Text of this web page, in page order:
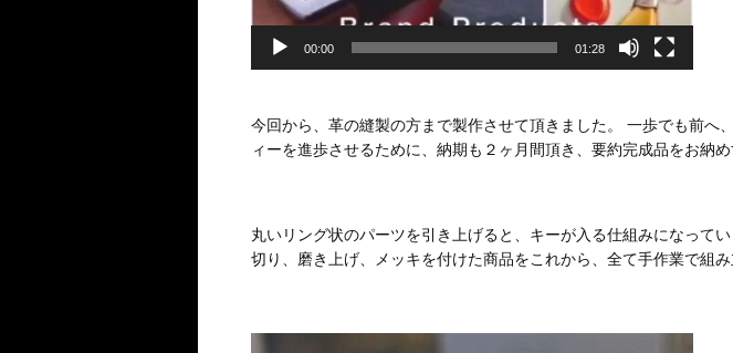
00:00 01:28
今回から、革の縫製の方まで製作させて頂きました。 一歩でも前へ
ィーを進歩させるために、納期も２ヶ月間頂き、要約完成品をお納め
丸いリング状のパーツを引き上げると、キーが入る仕組みになって
切り、磨き上げ、メッキを付けた商品をこれから、全て手作業で組み